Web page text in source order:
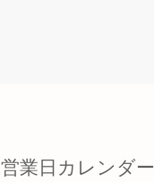
営業日カレンダー